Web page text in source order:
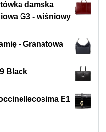
damska
G3 - wiśniowy
- Granatowa
Black
E1